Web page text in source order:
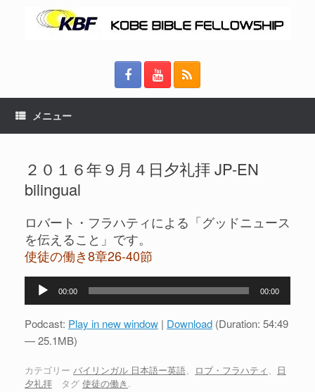
メニュー
２０１６年９月４日夕礼拝 JP-EN
bilingual
ロバート・フラハティによる「グッドニュース
を伝えること」です。
使徒の働き8章26-40節
プ
ヤ
ー
00:00 00:00
Podcast: Play in new window | Download (Duration: 54:49
— 25.1MB)
カテゴリー バイリンガル 日本語ー英語、 ロブ・フラハティ、
日
夕礼拝 タグ 使徒の働き .